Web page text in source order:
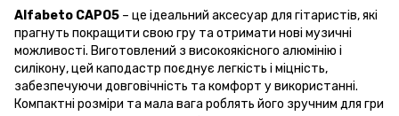
Alfabeto CAPO5 – це ідеальний аксесуар для гітаристів, які
прагнуть покращити свою гру та отримати нові музичні
можливості. Виготовлений з високоякісного алюмінію і
силікону, цей каподастр поєднує легкість і міцність,
забезпечуючи довговічність та комфорт у використанні.
Компактні розміри та мала вага роблять його зручним для гри